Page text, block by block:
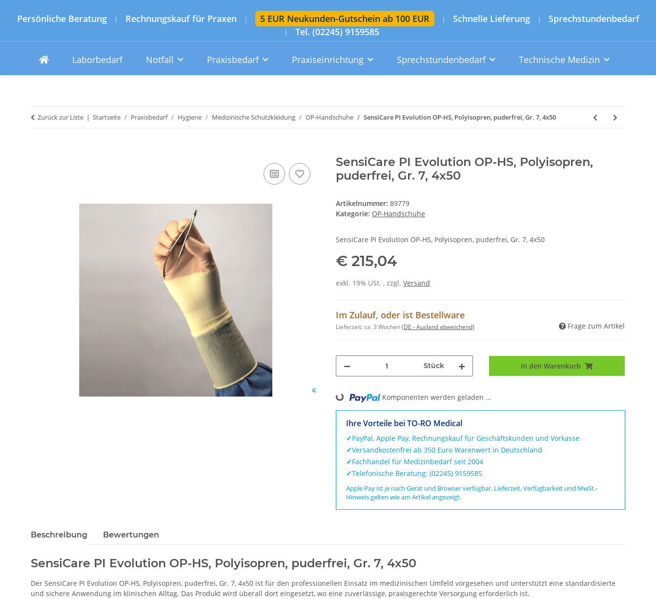
Persönliche Beratung | Rechnungskauf für Praxen | 5 EUR Neukunden-Gutschein ab 100 EUR | Schnelle Lieferung | Sprechstundenbedarf
| Tel. (02245) 9159585
Laborbedarf Notfall Praxisbedarf Praxiseinrichtung Sprechstundenbedarf Technische Medizin
Konto
Wunschzettel Warenkorb
Zurück zur Liste Startseite Praxisbedarf Hygiene Medizinische Schutzkleidung OP-Handschuhe SensiCare PI Evolution OP-HS, Polyisopren, puderfrei, Gr. 7, 4x50
SensiCare PI Evolution OP-HS, Polyisopren,
puderfrei, Gr. 7, 4x50
Artikelnummer: 89779
Kategorie: OP-Handschuhe
SensiCare PI Evolution OP-HS, Polyisopren, puderfrei, Gr. 7, 4x50
€ 215,04
exkl. 19% USt. , zzgl. Versand
Im Zulauf, oder ist Bestellware
Lieferzeit:ca. 3 Wochen(DE - Ausland abweichend) Frage zum Artikel
Stück In den Warenkorb
Loading... Komponenten werden geladen ...
Ihre Vorteile bei TO-RO Medical
✓PayPal, Apple Pay, Rechnungskauf für Geschäftskunden und Vorkasse
✓Versandkostenfrei ab 350 Euro Warenwert in Deutschland
✓Fachhandel für Medizinbedarf seit 2004
✓Telefonische Beratung: (02245) 9159585
Apple Pay ist je nach Gerät und Browser verfügbar. Lieferzeit, Verfügbarkeit und MwSt.-
Hinweis gelten wie am Artikel angezeigt.
Beschreibung Bewertungen
SensiCare PI Evolution OP-HS, Polyisopren, puderfrei, Gr. 7, 4x50
Der SensiCare PI Evolution OP-HS, Polyisopren, puderfrei, Gr. 7, 4x50 ist für den professionellen Einsatz im medizinischen Umfeld vorgesehen und unterstützt eine standardisierte
und sichere Anwendung im klinischen Alltag. Das Produkt wird überall dort eingesetzt, wo eine zuverlässige, praxisgerechte Versorgung erforderlich ist.